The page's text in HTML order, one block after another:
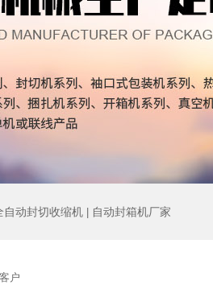
自动封切收缩机 自动封箱机厂家
户